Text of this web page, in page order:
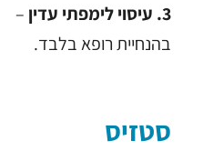
3. עיסוי לימפתי עדין
–
בהנחיית רופא בלבד.
סטזיס